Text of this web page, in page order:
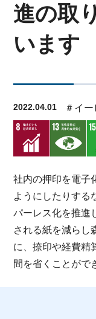
進の取
います
2022.04.01 ＃イ
社内の押印を電子
ようにしたりする
パーレス化を推進
される紙を減らし
に、捺印や経費精
間を省くことがで